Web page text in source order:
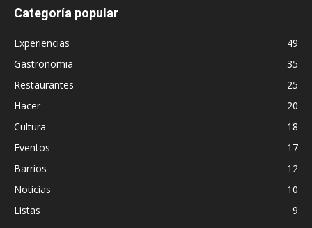
Categoría popular
Experiencias
49
Gastronomia
35
Restaurantes
25
Hacer
20
Cultura
18
Eventos
17
Barrios
12
Noticias
10
Listas
9